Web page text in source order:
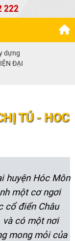
222
dựng
ĐẠI
TÚ - HOC
huyện Hóc Môn
một cơ ngơi
cổ điển Châu
và có một nơi
mong mỏi của